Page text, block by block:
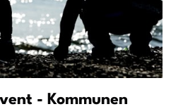
- Kommunen